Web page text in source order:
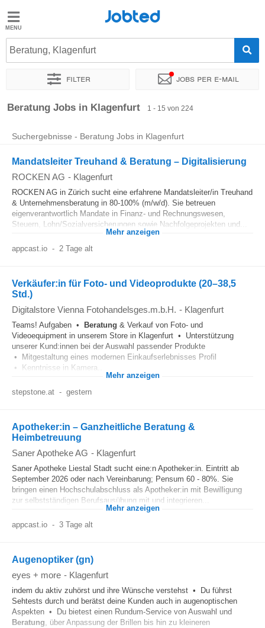
Jobted
Jobs
Jobted
Beratung, Klagenfurt
Filter Jobs per e-mail
Sortieren nach Genauer Standort Unternehmen
Beratung Jobs in Klagenfurt 1 - 15 von 224
Suchergebnisse - Beratung Jobs in Klagenfurt
Mandatsleiter Treuhand & Beratung – Digitalisierung
ROCKEN AG - Klagenfurt
ROCKEN AG in Zürich sucht eine erfahrene Mandatsleiter/in Treuhand
& Unternehmensberatung in 80-100% (m/w/d). Sie betreuen
eigenverantwortlich Mandate in Finanz- und Rechnungswesen,
Steuern, Lohn/Sozialversicherungen sowie Nachfolgeprojekten und...
Mehr anzeigen
appcast.io - 2 Tage alt
Verkäufer:in für Foto- und Videoprodukte (20–38,5
Std.)
Digitalstore Vienna Fotohandelsges.m.b.H. - Klagenfurt
Teams! Aufgaben • Beratung & Verkauf von Foto- und
Videoequipment in unserem Store in Klagenfurt • Unterstützung
unserer Kund:innen bei der Auswahl passender Produkte
• Mitgestaltung eines modernen Einkaufserlebnisses Profil
• Kenntnisse in Kamera...
Mehr anzeigen
stepstone.at - gestern
Apotheker:in – Ganzheitliche Beratung &
Heimbetreuung
Saner Apotheke AG - Klagenfurt
Saner Apotheke Liestal Stadt sucht eine:n Apotheker:in. Eintritt ab
September 2026 oder nach Vereinbarung; Pensum 60 - 80%. Sie
bringen einen Hochschulabschluss als Apotheker:in mit Bewilligung
zur selbstständigen Berufsausübung mit und integrieren...
Mehr anzeigen
appcast.io - 3 Tage alt
Augenoptiker (gn)
eyes + more - Klagenfurt
indem du aktiv zuhörst und ihre Wünsche verstehst • Du führst
Sehtests durch und berätst deine Kunden auch in augenoptischen
Aspekten • Du bietest einen Rundum-Service von Auswahl und
Beratung, über Anpassung der Brillen bis hin zu kleineren